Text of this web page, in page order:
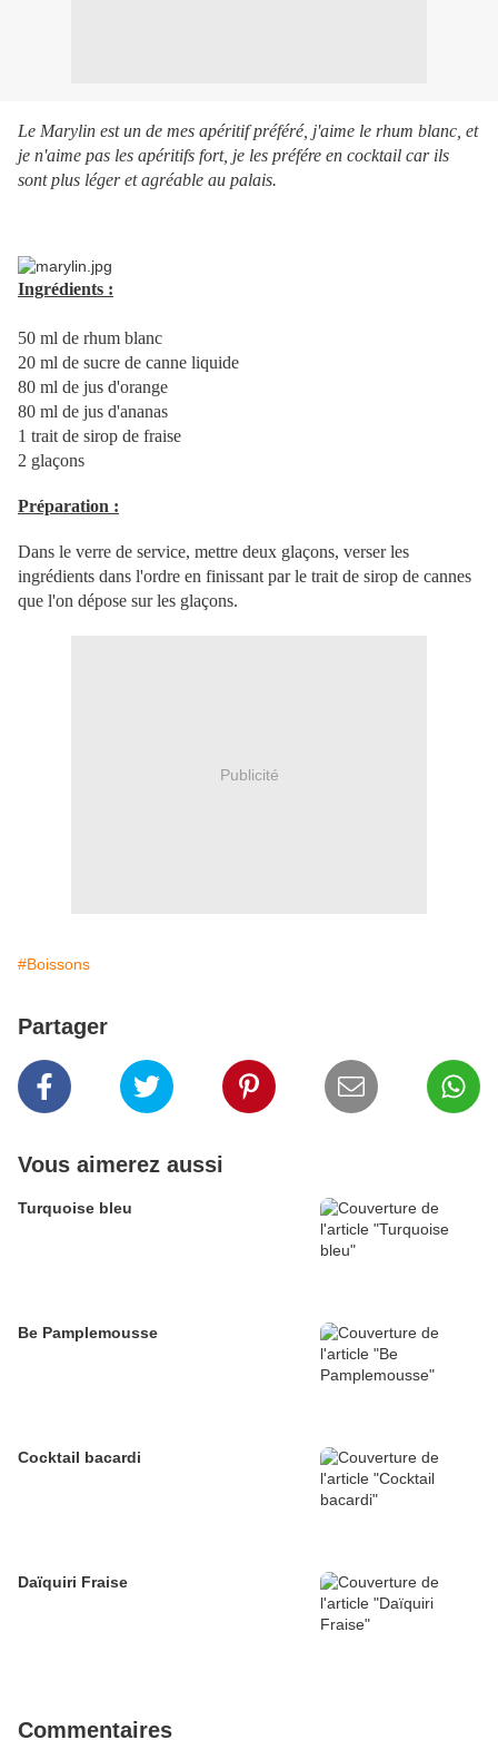
Le Marylin est un de mes apéritif préféré, j'aime le rhum blanc, et
je n'aime pas les apéritifs fort, je les préfére en cocktail car ils
sont plus léger et agréable au palais.
Ingrédients :
50 ml de rhum blanc
20 ml de sucre de canne liquide
80 ml de jus d'orange
80 ml de jus d'ananas
1 trait de sirop de fraise
2 glaçons
Préparation :
Dans le verre de service, mettre deux glaçons, verser les
ingrédients dans l'ordre en finissant par le trait de sirop de cannes
que l'on dépose sur les glaçons.
Publicité
#Boissons
Partager
Vous aimerez aussi
Turquoise bleu
Be Pamplemousse
Cocktail bacardi
Daïquiri Fraise
Commentaires